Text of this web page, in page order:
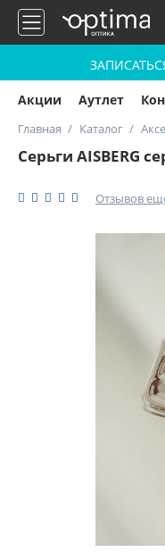
Акции Аутлет
Главная Каталог
Серьги AISBERG
Отзывов